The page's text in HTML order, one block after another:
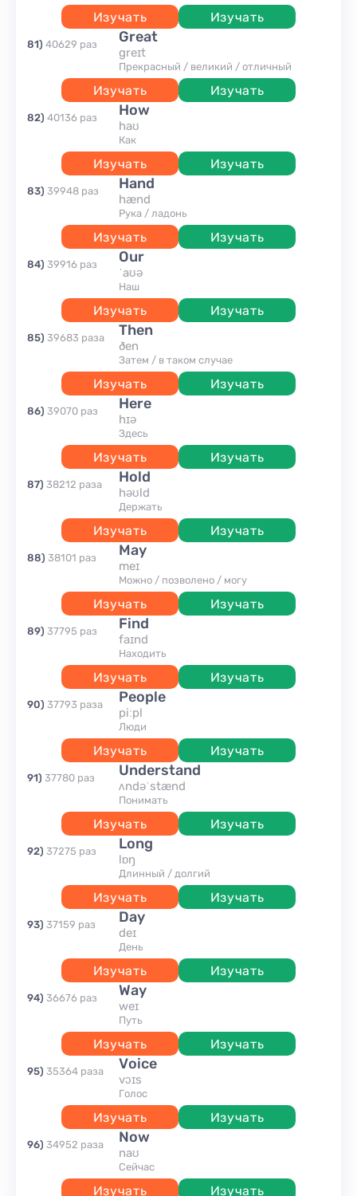
Изучать Изучать
81) 40629 раз great
greɪt
прекрасный / великий / отличный
Изучать Изучать
82) 40136 раз how
haʊ
как
Изучать Изучать
83) 39948 раз hand
hænd
рука / ладонь
Изучать Изучать
84) 39916 раз our
ˈaʊə
наш
Изучать Изучать
85) 39683 раза then
ðen
затем / в таком случае
Изучать Изучать
86) 39070 раз here
hɪə
здесь
Изучать Изучать
87) 38212 раза hold
həʊld
держать
Изучать Изучать
88) 38101 раз may
meɪ
можно / позволено / могу
Изучать Изучать
89) 37795 раз find
faɪnd
находить
Изучать Изучать
90) 37793 раза people
piːpl
люди
Изучать Изучать
91) 37780 раз understand
ʌndəˈstænd
понимать
Изучать Изучать
92) 37275 раз long
lɒŋ
длинный / долгий
Изучать Изучать
93) 37159 раз day
deɪ
день
Изучать Изучать
94) 36676 раз way
weɪ
путь
Изучать Изучать
95) 35364 раза voice
vɔɪs
голос
Изучать Изучать
96) 34952 раза now
naʊ
сейчас
Изучать Изучать